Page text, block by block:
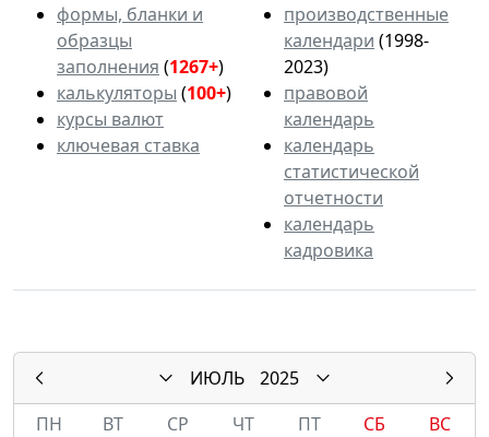
формы, бланки и
образцы
заполнения (1267+)
калькуляторы (100+)
курсы валют
ключевая ставка
производственные
календари (1998-
2023)
правовой
календарь
календарь
статистической
отчетности
календарь
кадровика
ИЮЛЬ
2025
ПН
ВТ СР ЧТ ПТ СБ
ВС